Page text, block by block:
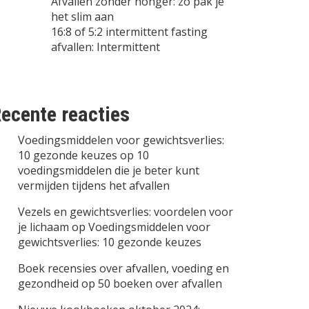
het slim aan
16:8 of 5:2 intermittent fasting
afvallen: Intermittent
reacties
Voedingsmiddelen voor gewichtsverlies:
10 gezonde keuzes op 10
voedingsmiddelen die je beter kunt
vermijden tijdens het afvallen
Vezels en gewichtsverlies: voordelen voor
je lichaam op Voedingsmiddelen voor
gewichtsverlies: 10 gezonde keuzes
Boek recensies over afvallen, voeding en
gezondheid op 50 boeken over afvallen